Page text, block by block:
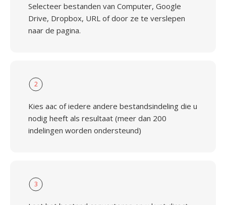
Selecteer bestanden van Computer, Google
Drive, Dropbox, URL of door ze te verslepen
naar de pagina.
2
Kies aac of iedere andere bestandsindeling die u
nodig heeft als resultaat (meer dan 200
indelingen worden ondersteund)
3